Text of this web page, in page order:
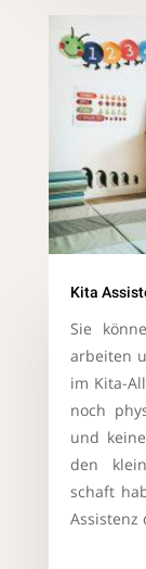
Kita
Sie
arbeiten
im Kita-
noch
und
den
schaft
Assistenz